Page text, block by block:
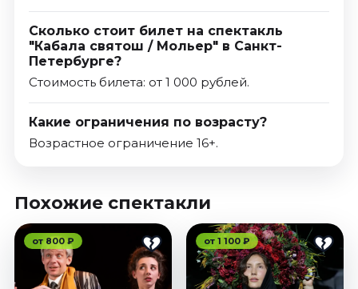
Сколько стоит билет на спектакль
"Кабала святош / Мольер" в Санкт-
Петербурге?
Стоимость билета: от 1 000 рублей.
Какие ограничения по возрасту?
Возрастное ограничение 16+.
Похожие спектакли
от 800 ₽ от 1 100 ₽